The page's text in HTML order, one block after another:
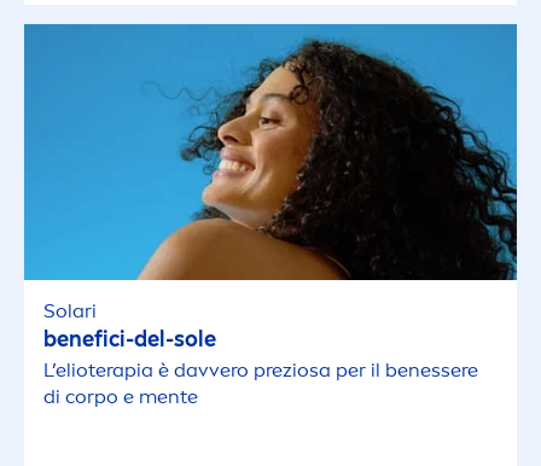
Solari
benefici-del-sole
L’elioterapia è davvero preziosa per il benessere
di corpo e mente